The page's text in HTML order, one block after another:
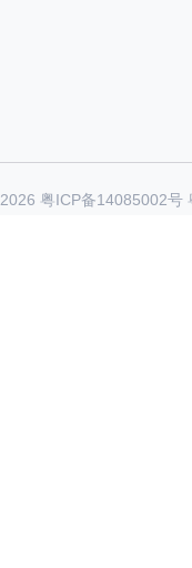
2026 粤ICP备14085002号